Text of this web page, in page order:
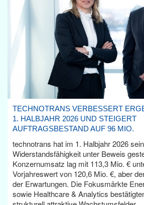
TECHNOTRANS VERBESSERT
1. HALBJAHR 2026 UND STEIGERT
AUFTRAGSBESTAND AUF 96 MIO.
technotrans hat im 1. Halbjahr 2026
Widerstandsfähigkeit unter Beweis
Konzernumsatz lag mit 113,3 Mio. €
Vorjahreswert von 120,6 Mio. €, aber
der Erwartungen. Die Fokusmärkte
sowie Healthcare & Analytics